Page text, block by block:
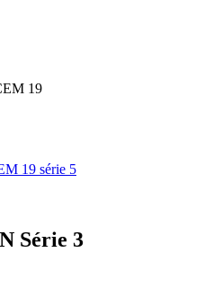
19
19 série 5
Série 3